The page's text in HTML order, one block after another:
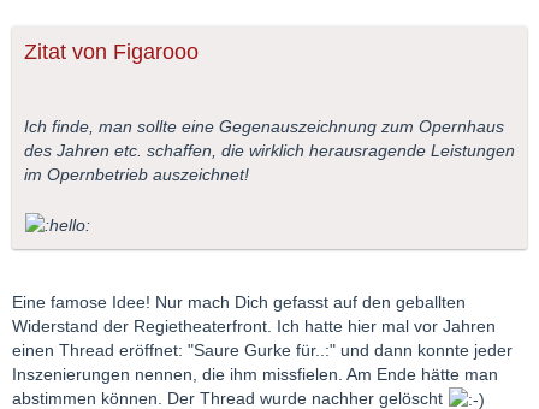
Zitat von Figarooo
Ich finde, man sollte eine Gegenauszeichnung zum Opernhaus
des Jahren etc. schaffen, die wirklich herausragende Leistungen
im Opernbetrieb auszeichnet!
Eine famose Idee! Nur mach Dich gefasst auf den geballten
Widerstand der Regietheaterfront. Ich hatte hier mal vor Jahren
einen Thread eröffnet: "Saure Gurke für..:" und dann konnte jeder
Inszenierungen nennen, die ihm missfielen. Am Ende hätte man
abstimmen können. Der Thread wurde nachher gelöscht